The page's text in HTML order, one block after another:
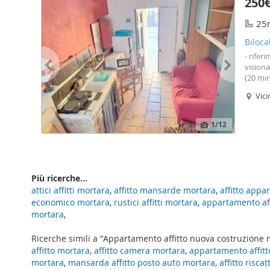
Ricerche simili a "Appartamento affitto nuova costruzione
affitto mortara, affitto camera mortara, appartamento
mortara, mansarda affitto posto auto mortara, affitto
e
luce e
luce
1/12
-
(20
Più ricerche...
attici affitti mortara, affitto mansarde mortara, affitto
economico mortara, rustici affitti mortara, appartamento
mortara,